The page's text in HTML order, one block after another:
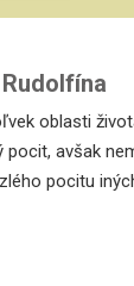
oblasti
pocit, avšak
pocitu